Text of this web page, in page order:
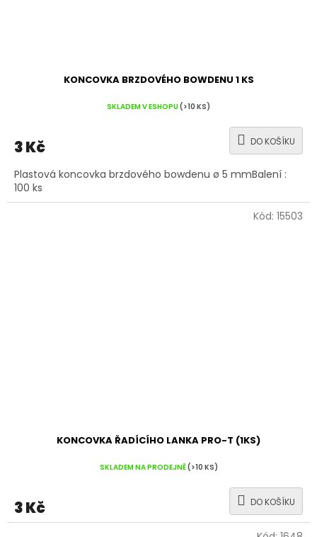
KONCOVKA BRZDOVÉHO BOWDENU 1 KS
SKLADEM V ESHOPU(>10 KS)
3 Kč DO KOŠÍKU
Plastová koncovka brzdového bowdenu ø 5 mmBalení :
100 ks
KONCOVKA ŘADÍCÍHO LANKA PRO-T (1KS)
SKLADEM NA PRODEJNĚ(>10 KS)
3 Kč DO KOŠÍKU
Kód: 15503